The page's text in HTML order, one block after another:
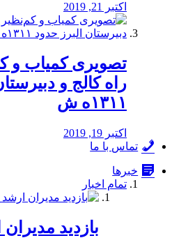
اکتبر 21, 2019
️تصویری کمیاب و
راه كالج و
۱۳۱۱ه ش
اکتبر 19, 2019
تماس با ما
خبرها
تمام اخبار
بازدید